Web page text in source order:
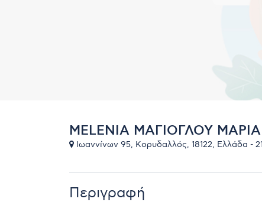
MELENIA ΜΑΓΙΟΓΛΟΥ
Ιωαννίνων 95, Κορυδαλλός, 18122, Ελλάδα -
Περιγραφή